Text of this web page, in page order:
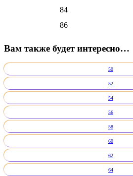
84
86
Вам также будет интересно…
50
52
54
56
58
60
62
64